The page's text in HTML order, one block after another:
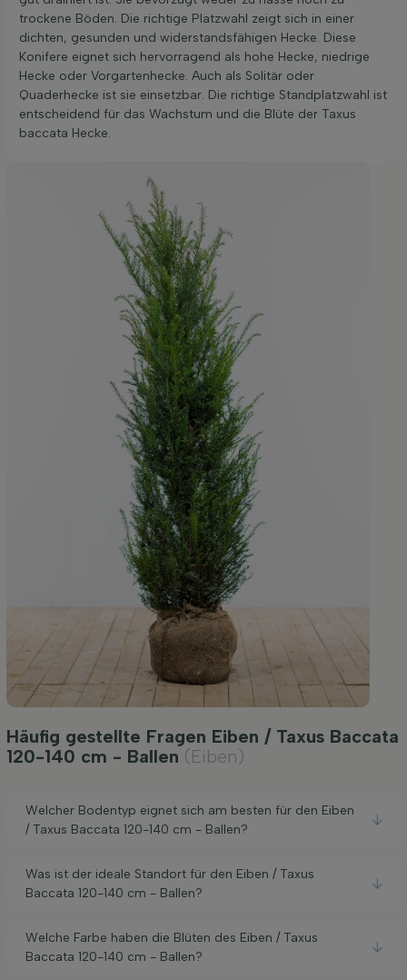
trockene Böden. Die richtige Platzwahl zeigt sich in einer
dichten, gesunden und widerstandsfähigen Hecke. Diese
Konifere eignet sich hervorragend als hohe Hecke, niedrige
Hecke oder Vorgartenhecke. Auch als Solitär oder
Quaderhecke ist sie einsetzbar. Die richtige Standplatzwahl ist
entscheidend für das Wachstum und die Blüte der Taxus
baccata Hecke.
Häufig gestellte Fragen Eiben / Taxus Baccata
120-140 cm - Ballen (Eiben)
Welcher Bodentyp eignet sich am besten für den Eiben
/ Taxus Baccata 120-140 cm - Ballen?
Was ist der ideale Standort für den Eiben / Taxus
Baccata 120-140 cm - Ballen?
Welche Farbe haben die Blüten des Eiben / Taxus
Baccata 120-140 cm - Ballen?